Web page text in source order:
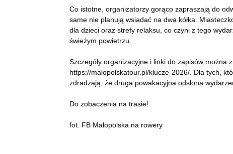
Co istotne, organizatorzy gorąco zapraszają do
same nie planują wsiadać na dwa kółka.
dla dzieci oraz strefy relaksu, co czyni z tego
świeżym powietrzu.
Szczegóły organizacyjne i linki do zapisów można
https://malopolskatour.pl/klucze-2026/. Dla tych,
zdradzają, że druga powakacyjna odsłona
Do zobaczenia na trasie!
fot. FB Małopolska na rowery